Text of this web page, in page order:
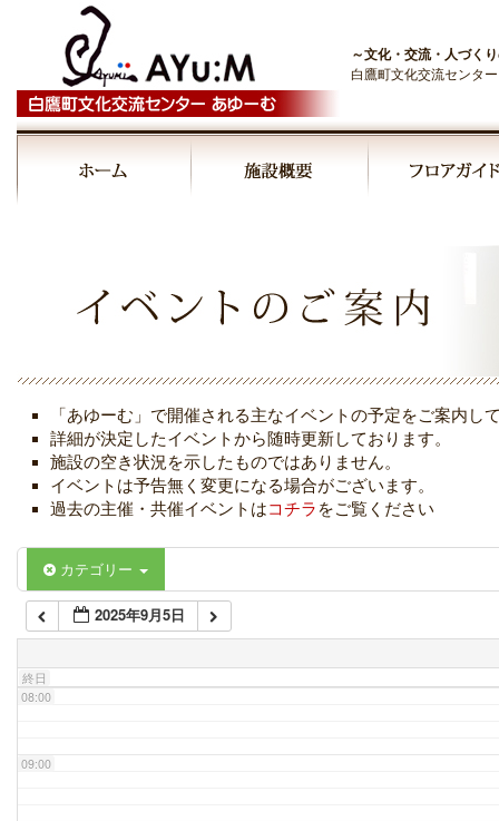
～文化・交流・人づく
白鷹町文化交流センタ
「あゆーむ」で開催される主なイベントの予定をご案内し
詳細が決定したイベントから随時更新しております。
施設の空き状況を示したものではありません。
イベントは予告無く変更になる場合がございます。
過去の主催・共催イベントはコチラ をご覧ください
カテゴリー
2025年9月5日
終日
04:00
06:00
07:00
08:00
09:00